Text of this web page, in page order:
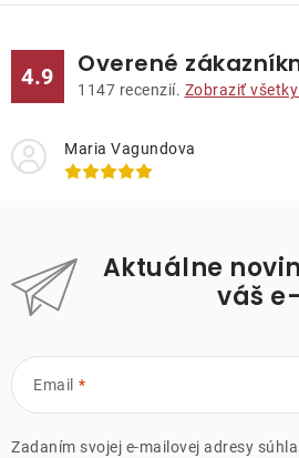
4.9 Overené
1147 recenzií. Zobraziť
Maria Vagundova
Aktuálne
váš
Email
Zadaním svojej e-mailovej adresy